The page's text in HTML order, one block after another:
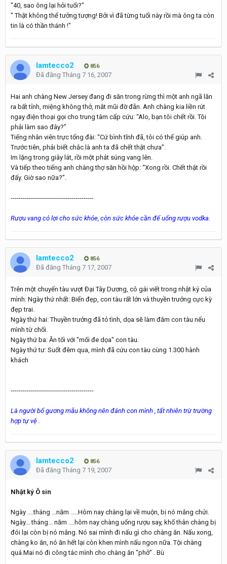
"40, sao ông lại hỏi tuổi?"
" Thật không thể tưởng tượng! Bởi vì đã từng tuổi này rồi mà ông ta còn
tin là có thần thánh !"
lamtecco2 856
Đã đăng Tháng 7 16, 2007
Hai anh chàng New Jersey đang đi săn trong rừng thì một anh ngã lăn
ra bất tỉnh, miệng không thở, mắt mũi đờ đẫn. Anh chàng kia liền rút
ngay điện thoại gọi cho trung tâm cấp cứu: “Alo, bạn tôi chết rồi. Tôi
phải làm sao đây?”
Tiếng nhân viên trực tổng đài: “Cứ bình tĩnh đã, tôi có thể giúp anh.
Trước tiên, phải biết chắc là anh ta đã chết thật chưa”.
Im lặng trong giây lát, rồi một phát súng vang lên.
Và tiếp theo tiếng anh chàng thợ săn hồi hộp: “Xong rồi. Chết thật rồi
đấy. Giờ sao nữa?”.
-----------------------------------------
Rượu vang có lợi cho sức khỏe, còn sức khỏe cần để uống rượu vodka.
lamtecco2 856
Đã đăng Tháng 7 17, 2007
Trên một chuyến tàu vượt Đại Tây Dương, cô gái viết trong nhật ký của
mình: Ngày thứ nhất: Biển đẹp, con tàu rất lớn và thuyền trưởng cực kỳ
đẹp trai.
Ngày thứ hai: Thuyền trưởng đã tỏ tình, dọa sẽ làm đắm con tàu nếu
mình từ chối.
Ngày thứ ba: Ăn tối với "mối đe dọa" con tàu.
Ngày thứ tư: Suốt đêm qua, mình đã cứu con tàu cùng 1.300 hành
khách
-----------------------------------------
Là người bố gương mẫu không nên đánh con mình , tất nhiên trừ trường
hợp tự vệ .
lamtecco2 856
Đã đăng Tháng 7 19, 2007
Nhật ký Ô sin
Ngày ....tháng ...năm .....Hôm nay chàng lại về muộn, bị nó mắng chửi.
Ngày... tháng... năm ....hôm nay chàng uống rượu say, khổ thân chàng bị
đói lại còn bị nó mắng. Nó sai mình đi nấu gì cho chàng ăn. Nấu xong,
chàng ko ăn, nó ăn hết lại còn khen mình nấu ngon nữa. Tội chàng
quá.Mai nó đi công tác mình cho chàng ăn "phở" . Bù